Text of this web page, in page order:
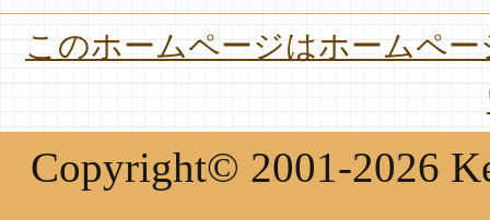
このホームページはホームペ
Copyright© 2001-2026